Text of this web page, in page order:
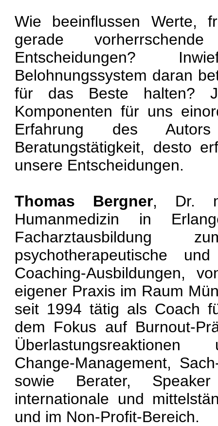
Wie beeinflussen Werte,
gerade
Entscheidungen?
Belohnungssystem daran
für das Beste halten?
Komponenten für uns
Erfahrung des
Beratungstätigkeit, desto
unsere Entscheidungen.
Thomas Bergner, Dr.
Humanmedizin in
Facharztausbildung
psychotherapeutische
Coaching-Ausbildungen,
eigener Praxis im Raum
seit 1994 tätig als Coach
dem Fokus auf Burnout-
Change-Management,
sowie Berater,
internationale und
und im Non-Profit-Bereich.